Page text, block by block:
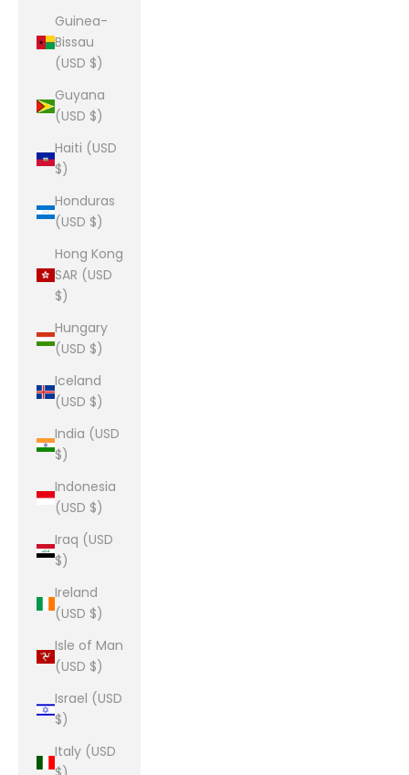
Guinea-
Bissau
(USD $)
Guyana
(USD $)
Haiti (USD
$)
Honduras
(USD $)
Hong Kong
SAR (USD
$)
Hungary
(USD $)
Iceland
(USD $)
India (USD
$)
Indonesia
(USD $)
Iraq (USD
$)
Ireland
(USD $)
Isle of Man
(USD $)
Israel (USD
$)
Italy (USD